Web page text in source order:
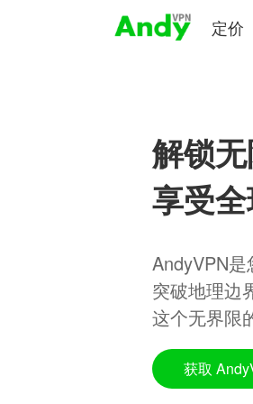
定价
解锁无
享受全
AndyVPN
突破地理边
这个无界限
获取